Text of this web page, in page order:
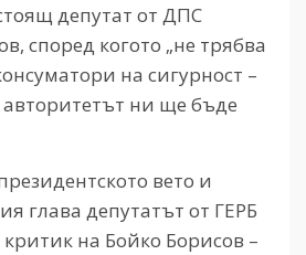
депутат от ДПС
според когото „не трябва
на сигурност –
авторитетът ни ще бъде
вето и
глава депутатът от ГЕРБ
на Бойко Борисов –